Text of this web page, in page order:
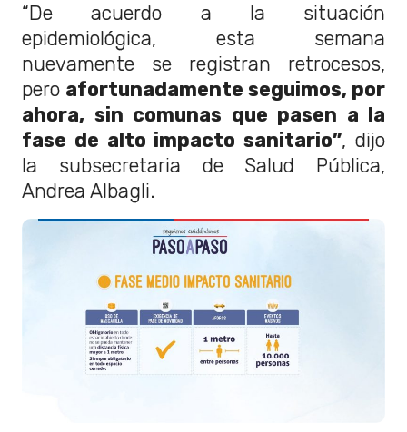
“De acuerdo a la situación
epidemiológica, esta semana
nuevamente se registran retrocesos,
pero afortunadamente seguimos, por
ahora, sin comunas que pasen a la
fase de alto impacto sanitario”, dijo
la subsecretaria de Salud Pública,
Andrea Albagli.